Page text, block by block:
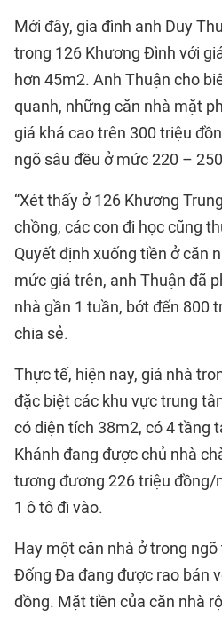
Mới đây, gia đình anh Duy
trong 126 Khương Đình với
hơn 45m2. Anh Thuận cho
quanh, những căn nhà mặt
giá khá cao trên 300 triệu
ngõ sâu đều ở mức 220 –
“Xét thấy ở 126 Khương
chồng, các con đi học cũng
Quyết định xuống tiền ở căn
mức giá trên, anh Thuận đã
nhà gần 1 tuần, bớt đến 800
chia sẻ.
Thực tế, hiện nay, giá nhà
đặc biệt các khu vực trung
có diện tích 38m2, có 4 tầng
Khánh đang được chủ nhà
tương đương 226 triệu đồng/
1 ô tô đi vào.
Hay một căn nhà ở trong
Đống Đa đang được rao bán
đồng. Mặt tiền của căn nhà